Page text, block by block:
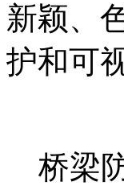
新颖、
护和可
桥梁